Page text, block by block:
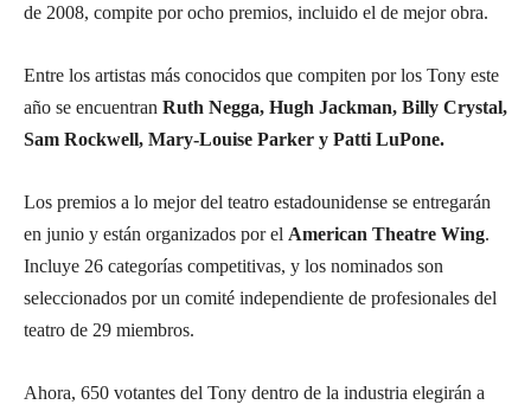
de 2008, compite por ocho premios, incluido el de mejor obra.
Entre los artistas más conocidos que compiten por los Tony este
año se encuentran Ruth Negga, Hugh Jackman, Billy Crystal,
Sam Rockwell, Mary-Louise Parker y Patti LuPone.
Los premios a lo mejor del teatro estadounidense se entregarán
en junio y están organizados por el American Theatre Wing.
Incluye 26 categorías competitivas, y los nominados son
seleccionados por un comité independiente de profesionales del
teatro de 29 miembros.
Ahora, 650 votantes del Tony dentro de la industria elegirán a